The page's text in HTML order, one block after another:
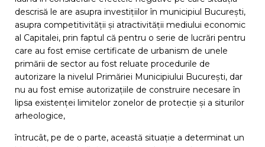
descrisă le are asupra investițiilor în municipiul București,
asupra competitivității și atractivității mediului economic
al Capitalei, prin faptul că pentru o serie de lucrări pentru
care au fost emise certificate de urbanism de unele
primării de sector au fost reluate procedurile de
autorizare la nivelul Primăriei Municipiului București, dar
nu au fost emise autorizațiile de construire necesare în
lipsa existenței limitelor zonelor de protecție și a siturilor
arheologice,
întrucât, pe de o parte, această situație a determinat un